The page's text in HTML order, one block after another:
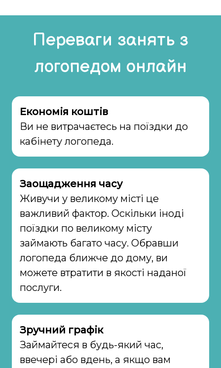
Переваги занять з
логопедом онлайн
Економія коштів
Ви не витрачаєтесь на поїздки до
кабінету логопеда.
Заощадження часу
Живучи у великому місті це
важливий фактор. Оскільки іноді
поїздки по великому місту
займають багато часу. Обравши
логопеда ближче до дому, ви
можете втратити в якості наданої
послуги.
Зручний графік
Займайтеся в будь-який час,
ввечері або вдень, а якщо вам